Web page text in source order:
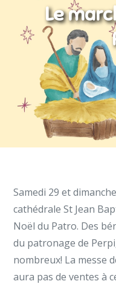
Le
Samedi 29 et
cathédrale St Jean
Noël du Patro. Des
du patronage de
nombreux! La messe
aura pas de ventes à